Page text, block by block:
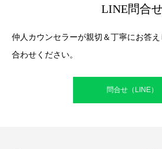
LINE問合
仲人カウンセラーが親切＆丁寧にお答
合わせください。
問合せ（LINE）